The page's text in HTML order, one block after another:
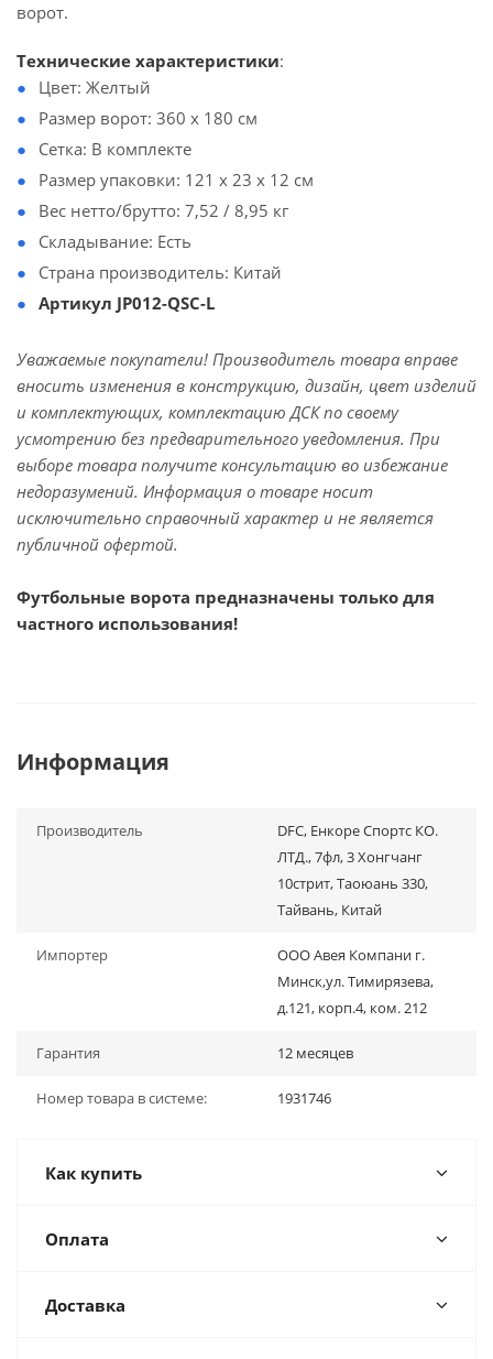
ворот.
Технические характеристики:
Цвет: Желтый
Размер ворот: 360 х 180 см
Сетка: В комплекте
Размер упаковки: 121 х 23 х 12 см
Вес нетто/брутто: 7,52 / 8,95 кг
Складывание: Есть
Страна производитель: Китай
Артикул JP012-QSC-L
Уважаемые покупатели! Производитель товара вправе
вносить изменения в конструкцию, дизайн, цвет изделий
и комплектующих, комплектацию ДСК по своему
усмотрению без предварительного уведомления. При
выборе товара получите консультацию во избежание
недоразумений. Информация о товаре носит
исключительно справочный характер и не является
публичной офертой.
Футбольные ворота предназначены только для
частного использования!
Информация
Производитель
DFC, Енкоре Спортс КО.
ЛТД., 7фл, 3 Хонгчанг
10стрит, Таоюань 330,
Тайвань, Китай
Импортер
ООО Авея Компани г.
Минск,ул. Тимирязева,
д.121, корп.4, ком. 212
Гарантия 12 месяцев
Номер товара в системе: 1931746
Как купить
Оплата
Доставка